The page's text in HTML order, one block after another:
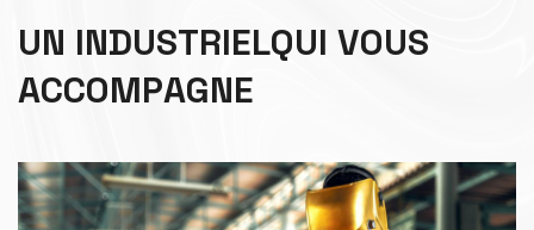
UN INDUSTRIELQUI VOUS
ACCOMPAGNE